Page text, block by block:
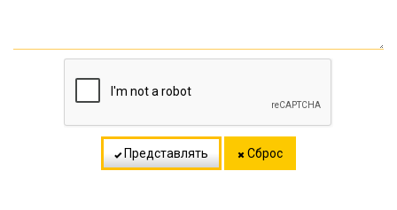
Представлять Сброс